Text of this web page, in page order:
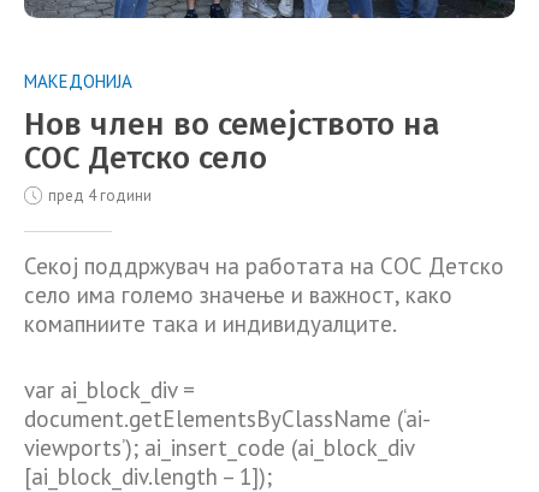
МАКЕДОНИЈА
Нов член во семејството на
СОС Детско село
пред 4 години
Секој поддржувач на работата на СОС Детско
село има големо значење и важност, како
комапниите така и индивидуалците.
var ai_block_div =
document.getElementsByClassName (‘ai-
viewports’); ai_insert_code (ai_block_div
[ai_block_div.length – 1]);